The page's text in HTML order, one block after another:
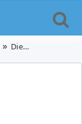
Die eBay WOW Angebote in der Übersicht